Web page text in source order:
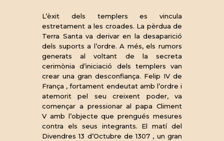
L’èxit dels templers es vincula
estretament a les croades. La pèrdua de
Terra Santa va derivar en la desaparició
dels suports a l’ordre. A més, els rumors
generats al voltant de la secreta
cerimònia d’iniciació dels templers van
crear una gran desconfiança. Felip IV de
França , fortament endeutat amb l’ordre i
atemorit pel seu creixent poder, va
començar a pressionar al papa Climent
V amb l’objecte que prengués mesures
contra els seus integrants. El matí del
Divendres 13 d’Octubre de 1307 , un gran